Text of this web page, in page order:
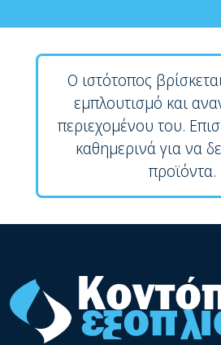
Ο ιστότοπος
εμπλουτισμό και
περιεχομένου του.
καθημερινά για να
προϊόντα.